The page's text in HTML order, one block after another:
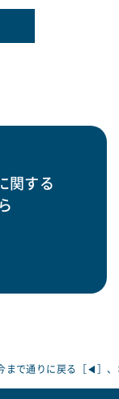
関する
まで通りに戻る［◀］